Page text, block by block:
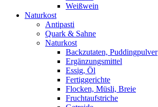
Weißwein
Naturkost
Antipasti
Quark & Sahne
Naturkost
Backzutaten, Puddingpulver
Ergänzungsmittel
Essig, Öl
Fertiggerichte
Flocken, Müsli, Breie
Fruchtaufstriche